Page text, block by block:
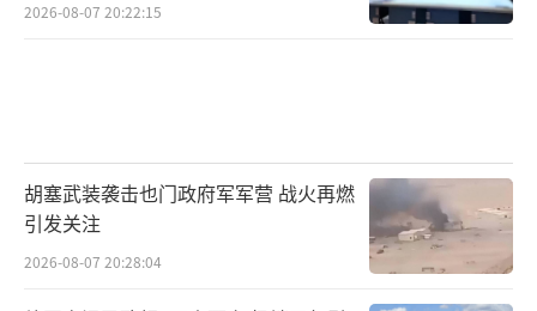
中国如何把握主动权？时间越久越有利
背景下，限制稀土出口成为中国可以精准打击
美军战略项目的“杠杆”。这种“卡脖子”战
术，不需要大张旗鼓，也无需宣战布告，只需
2026-08-07 20:22:15
胡塞武装袭击也门政府军军营 战火再燃
引发关注
2026-08-07 20:28:04